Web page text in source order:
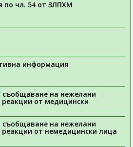
по чл. 54 от ЗЛПХМ
информация
съобщаване на нежелани
реакции от медицински
съобщаване на нежелани
реакции от немедицински лица